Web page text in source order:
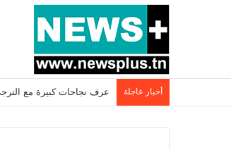
أخبار عاجلة بسبب المرزوقي وبتكليف من